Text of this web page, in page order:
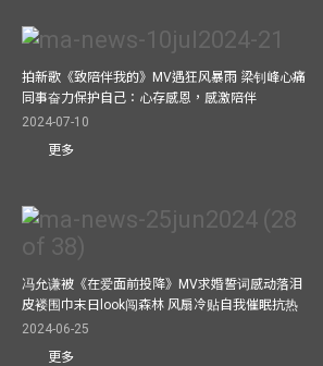
拍新歌《致陪伴我的》MV遇狂风暴雨 梁钊峰心痛
同事奋力保护自己：心存感恩，感激陪伴
2024-07-10
更多
冯允谦被《在爱面前投降》MV求婚誓词感动落泪
皮褛围巾末日look闯森林 风扇冷贴自我催眠抗热
2024-06-25
更多